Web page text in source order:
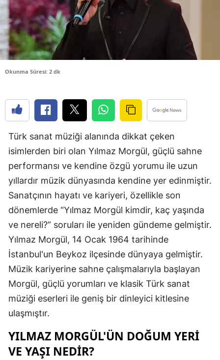
Bolu
Burdur
Bursa
Çanakkale
Çorum
Denizli
Edirne
Elazığ
Erzurum
Giresun
Gümüşhane
Okunma Süresi: 2 dk
Türk sanat müziği alanında dikkat çeken
isimlerden biri olan Yılmaz Morgül, güçlü sahne
performansı ve kendine özgü yorumu ile uzun
yıllardır müzik dünyasında kendine yer edinmiştir.
Sanatçının hayatı ve kariyeri, özellikle son
dönemlerde “Yılmaz Morgül kimdir, kaç yaşında
ve nereli?” soruları ile yeniden gündeme gelmiştir.
Yılmaz Morgül, 14 Ocak 1964 tarihinde
İstanbul'un Beykoz ilçesinde dünyaya gelmiştir.
Müzik kariyerine sahne çalışmalarıyla başlayan
Morgül, güçlü yorumları ve klasik Türk sanat
müziği eserleri ile geniş bir dinleyici kitlesine
ulaşmıştır.
YILMAZ MORGÜL'ÜN DOĞUM YERI
VE YAŞI NEDIR?